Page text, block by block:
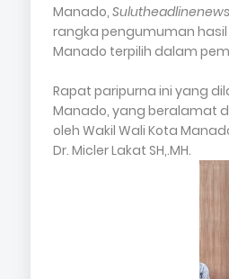
Manado, Sulutheadlinenews
rangka pengumuman
Manado terpilih dalam
Rapat paripurna ini yang
Manado, yang beralamat
oleh Wakil Wali Kota
Dr. Micler Lakat SH,.MH.